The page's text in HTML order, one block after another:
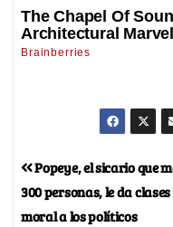
Popeye, el sicario que
300 personas, le da clases
moral a los políticos